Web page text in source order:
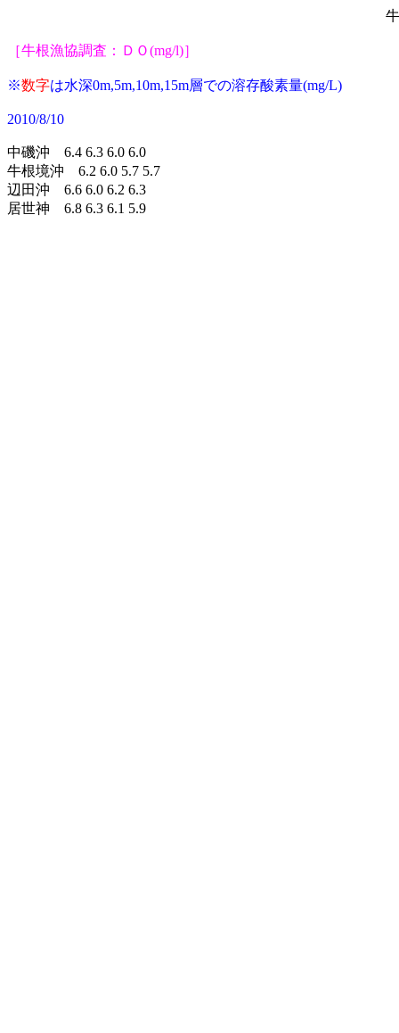
［牛根漁協調査：ＤＯ(mg/l)］
※数字は水深0m,5m,10m,15m層での溶存酸素量(mg/L)
2010/8/10
中磯沖 6.4 6.3 6.0 6.0
牛根境沖 6.2 6.0 5.7 5.7
辺田沖 6.6 6.0 6.2 6.3
居世神 6.8 6.3 6.1 5.9